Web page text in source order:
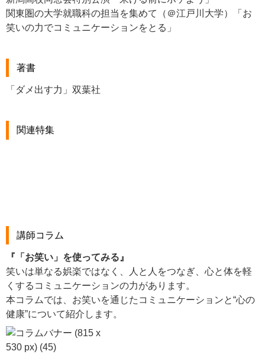
関東圏の大学就職科の担当を集めて（＠江戸川大学）「お
笑いの力でコミュニケーションをとる」
著書
「ダメ出す力」双葉社
関連特集
講師コラム
『「お笑い」を使ってみる』
笑いは単なる娯楽ではなく、人と人をつなぎ、心と体を軽
くするコミュニケーションの力があります。
本コラムでは、お笑いを通じたコミュニケーションと“心の
健康”について紹介します。